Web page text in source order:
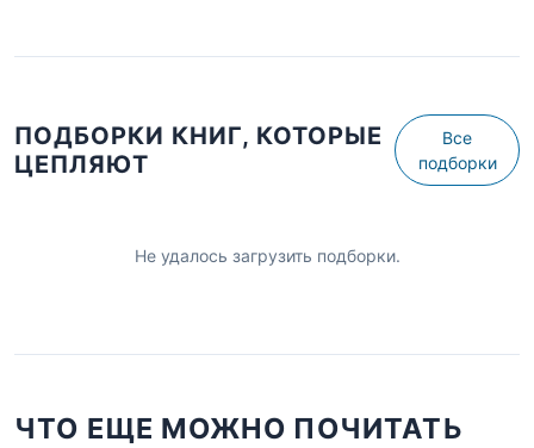
ПОДБОРКИ КНИГ, КОТОРЫЕ
ЦЕПЛЯЮТ
Все
подборки
Не удалось загрузить подборки.
ЧТО ЕЩЕ МОЖНО ПОЧИТАТЬ